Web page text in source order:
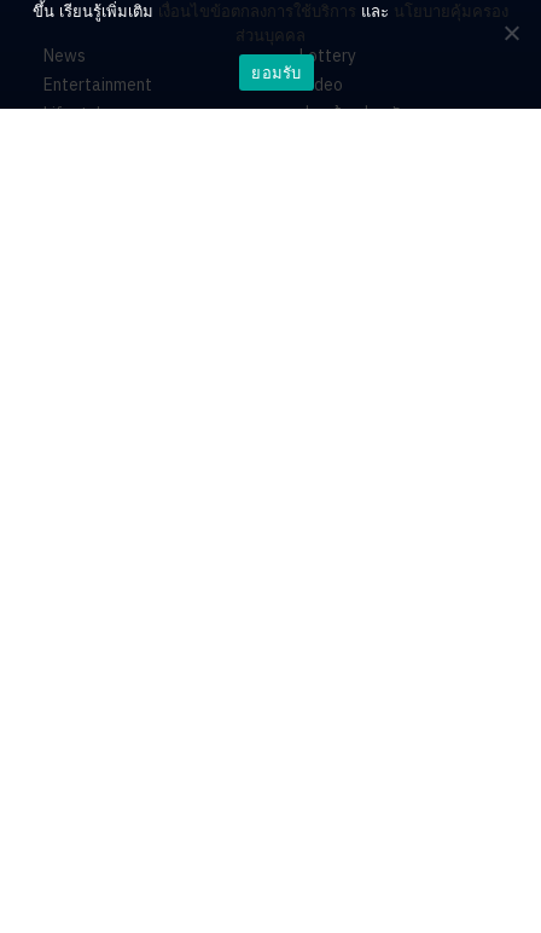
News
Entertainment
Lifestyle
Lottery
Video
ร่วมด้วยช่วยกัน
ขึ้น เรียนรู้เพิ่มเติม เงื่อนไขข้อตกลงการใช้บริการ และ นโยบายคุ้มครอง
ส่วนบุคคล
ยอมรับ